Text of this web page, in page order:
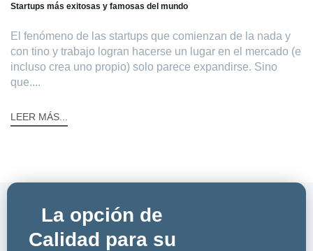
Startups más exitosas y famosas del mundo
El fenómeno de las startups que comienzan de la nada y
con tino y trabajo logran hacerse un lugar en el mercado (e
incluso crea uno propio) solo parece expandirse. Sino
que....
LEER MÁS...
La opción de
Calidad para su